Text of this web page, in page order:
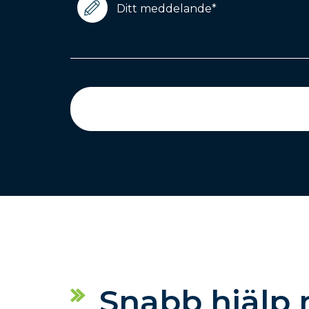
(Required)
Snabb hjälp